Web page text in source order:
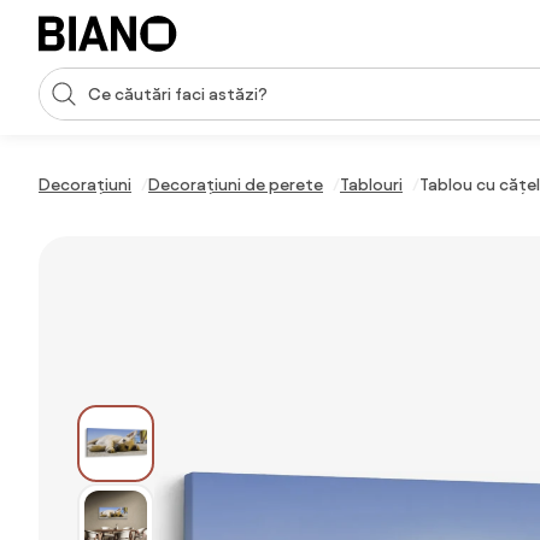
Sari peste navigare, accesează conținutul
Introducerea căutării
Decorațiuni Decorațiuni de perete Tablouri Tablou cu